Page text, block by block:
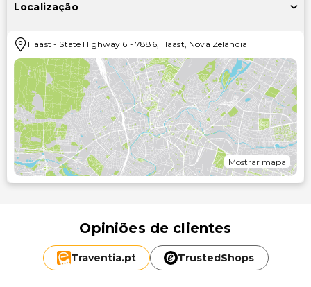
Localização
Haast - State Highway 6 -7886, Haast Nova Zelândia
Mostrar mapa
Opiniões de clientes
Traventia.pt TrustedShops